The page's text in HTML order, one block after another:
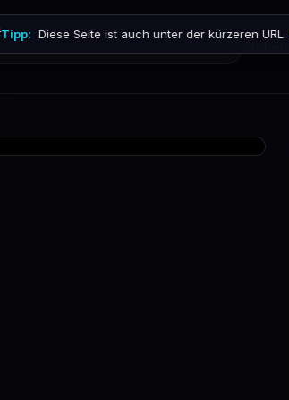
Tipp: Diese Seite ist auch unter der kürzeren URL